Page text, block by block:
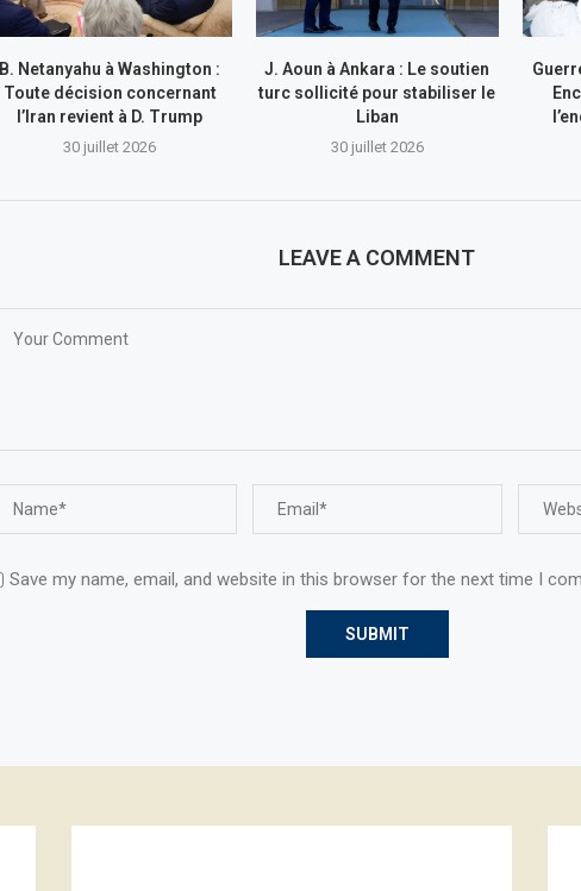
B. Netanyahu à Washington :
Toute décision concernant
l’Iran revient à D. Trump
30 juillet 2026
J. Aoun à Ankara : Le soutien
turc sollicité pour stabiliser le
Liban
30 juillet 2026
LEAVE A COMMENT
Save my name, email, and website in this browser for the next time I